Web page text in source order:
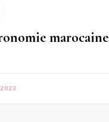
marocaine